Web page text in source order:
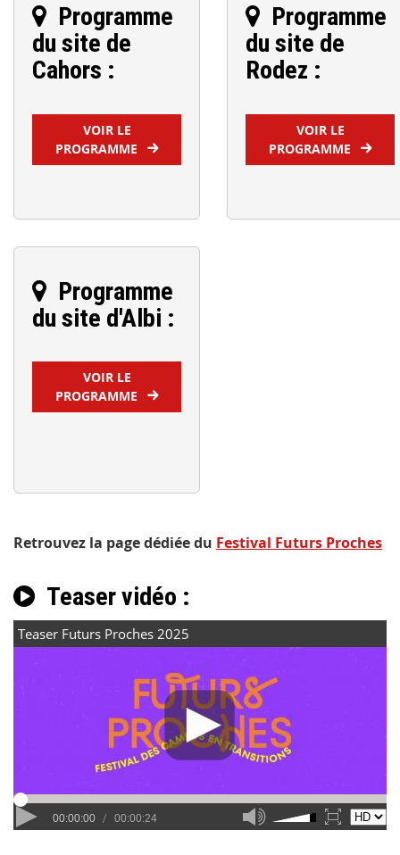
Programme
du site de
Cahors :
VOIR LE
PROGRAMME
Programme
du site de
Rodez :
VOIR LE
PROGRAMME
Programme
du site d'Albi :
VOIR LE
PROGRAMME
Retrouvez la page dédiée du Festival Futurs Proches
Teaser vidéo :